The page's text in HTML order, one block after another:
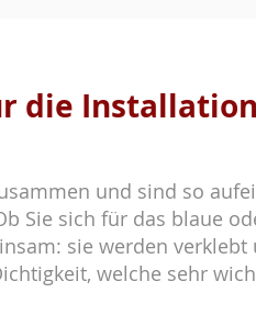
die
und sind so
Sie sich für das blaue
sie werden
welche sehr